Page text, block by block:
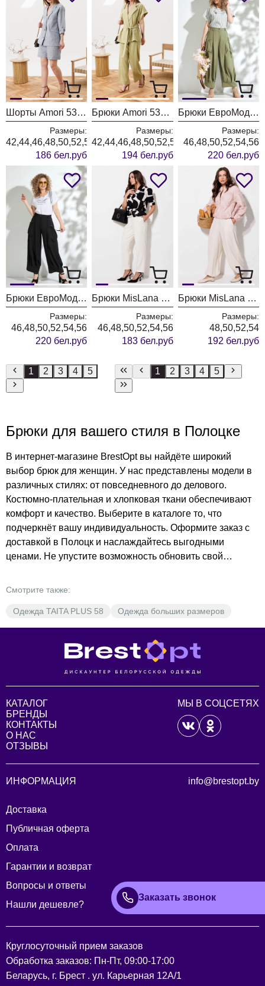
Шорты Amori 5310 голубой
Размеры:
42,44,46,48,50,52,54,56
186 бел.руб
Брюки Amori 5309 оливка
Размеры:
42,44,46,48,50,52,54,56
194 бел.руб
Брюки ЕвроМода 731 хаки
Размеры:
46,48,50,52,54,56
220 бел.руб
Брюки ЕвроМода 731 черный
Размеры:
46,48,50,52,54,56
220 бел.руб
Брюки MisLana 999бр молочный
Размеры:
46,48,50,52,54,56
183 бел.руб
Брюки MisLana 1311бр молочный
Размеры:
48,50,52,54
192 бел.руб
1 2 3 4 5 1 2 3 4 5
Брюки для вашего стиля в Полоцке
В интернет-магазине BrestOpt вы найдёте широкий
выбор брюк для женщин. У нас представлены модели в
различных стилях: от повседневного до делового.
Костюмно-плательная и хлопковая ткани обеспечивают
комфорт и качество. Выберите в каталоге то, что
подчеркнёт вашу индивидуальность. Оформите заказ с
доставкой в Полоцк и наслаждайтесь выгодными
ценами. Не упустите возможность обновить свой
свою жизнь немного стиля и комфорта.
Смотрите также:
Одежда TAITA PLUS 58 Одежда больших размеров
КАТАЛОГ
БРЕНДЫ
КОНТАКТЫ
О НАС
ОТЗЫВЫ
МЫ В СОЦСЕТЯХ
ИНФОРМАЦИЯ
Доставка
Публичная оферта
Оплата
Гарантии и возврат
Вопросы и ответы
Нашли дешевле?
info@brestopt.by
Заказать звонок
Круглосуточный прием заказов
Обработка заказов: Пн-Пт, 09:00-17:00
Беларусь, г. Брест . ул. Карьерная 12А/1